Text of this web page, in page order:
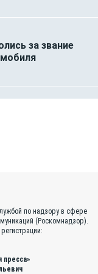
за звание
по надзору в сфере
(Роскомнадзор).